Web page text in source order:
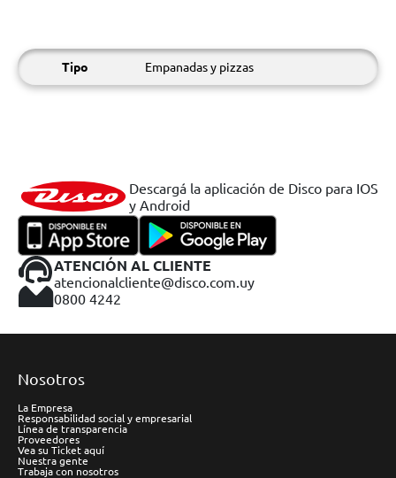
Tipo Empanadas y pizzas
Descargá la aplicación de Disco para IOS
y Android
ATENCIÓN AL CLIENTE
atencionalcliente@disco.com.uy
0800 4242
Nosotros
La Empresa
Responsabilidad social y empresarial
Línea de transparencia
Proveedores
Vea su Ticket aquí
Nuestra gente
Trabaja con nosotros